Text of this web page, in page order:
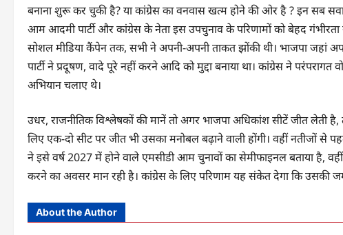
बनाना शुरू कर चुकी है? या कांग्रेस का वनवास खत्म होने की ओर है ? इन सब
आम आदमी पार्टी और कांग्रेस के नेता इस उपचुनाव के परिणामों को बेहद
सोशल मीडिया कैंपेन तक, सभी ने अपनी-अपनी ताकत झोंकी थी। भाजपा जहां
पार्टी ने प्रदूषण, वादे पूरे नहीं करने आदि को मुद्दा बनाया था। कांग्रेस ने
अभियान चलाए थे।
उधर, राजनीतिक विश्लेषकों की मानें तो अगर भाजपा अधिकांश सीटें जीत लेती
लिए एक-दो सीट पर जीत भी उसका मनोबल बढ़ाने वाली होंगी। वहीं नतीजों
ने इसे वर्ष 2027 में होने वाले एमसीडी आम चुनावों का सेमीफाइनल बताया है,
करने का अवसर मान रही है। कांग्रेस के लिए परिणाम यह संकेत देगा कि उसकी
About the Author